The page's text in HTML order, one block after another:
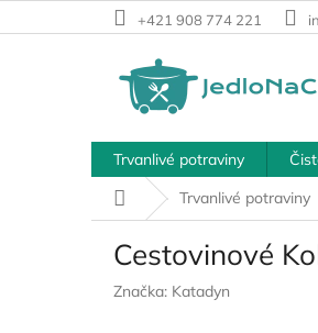
na
+421 908 774 221
Trvanlivé potraviny
DomovTrvanlivé potraviny
Cestovinové
Značka: Katadyn